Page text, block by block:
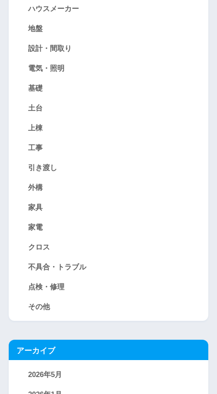
ハウスメーカー
地盤
設計・間取り
電気・照明
基礎
土台
上棟
工事
引き渡し
外構
家具
家電
クロス
不具合・トラブル
点検・修理
その他
アーカイブ
2026年5月